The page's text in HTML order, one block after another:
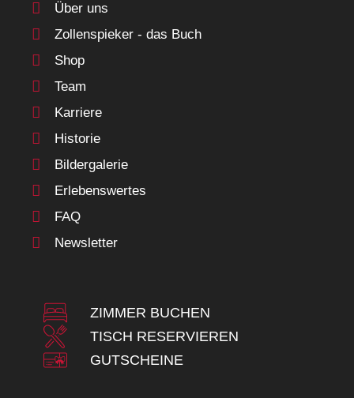
Über uns
Zollenspieker - das Buch
Shop
Team
Karriere
Historie
Bildergalerie
Erlebenswertes
FAQ
Newsletter
ZIMMER BUCHEN
TISCH RESERVIEREN
GUTSCHEINE